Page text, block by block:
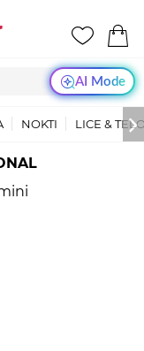
AI Mode
NOKTI LICE &